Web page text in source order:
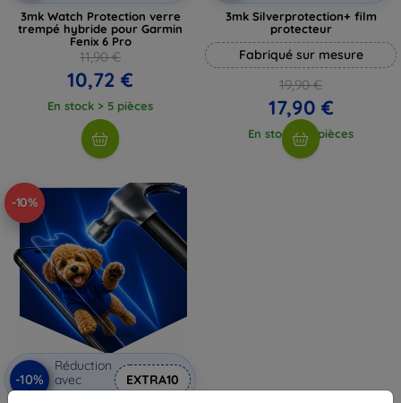
3mk Watch Protection verre
trempé hybride pour Garmin
Fenix 6 Pro
11,90 €
10,72 €
En stock > 5 pièces
3mk Silverprotection+ film
protecteur
Fabriqué sur mesure
19,90 €
17,90 €
En stock > 5 pièces
-10%
-10%
Réduction
avec
coupon
EXTRA10